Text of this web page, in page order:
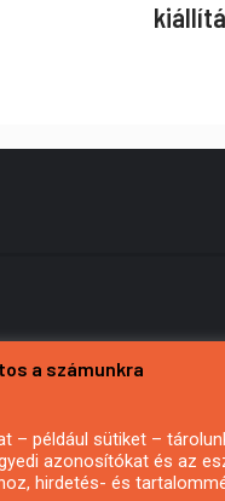
a számunkra
– például sütiket –
azonosítókat és az
hirdetés- és